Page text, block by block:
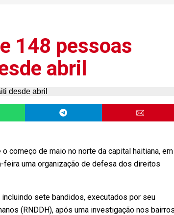
148 pessoas
abril
começo de maio no norte da capital haitiana, em
feira uma organização de defesa dos direitos
sete bandidos, executados por seu
(RNDDH), após uma investigação nos bairros